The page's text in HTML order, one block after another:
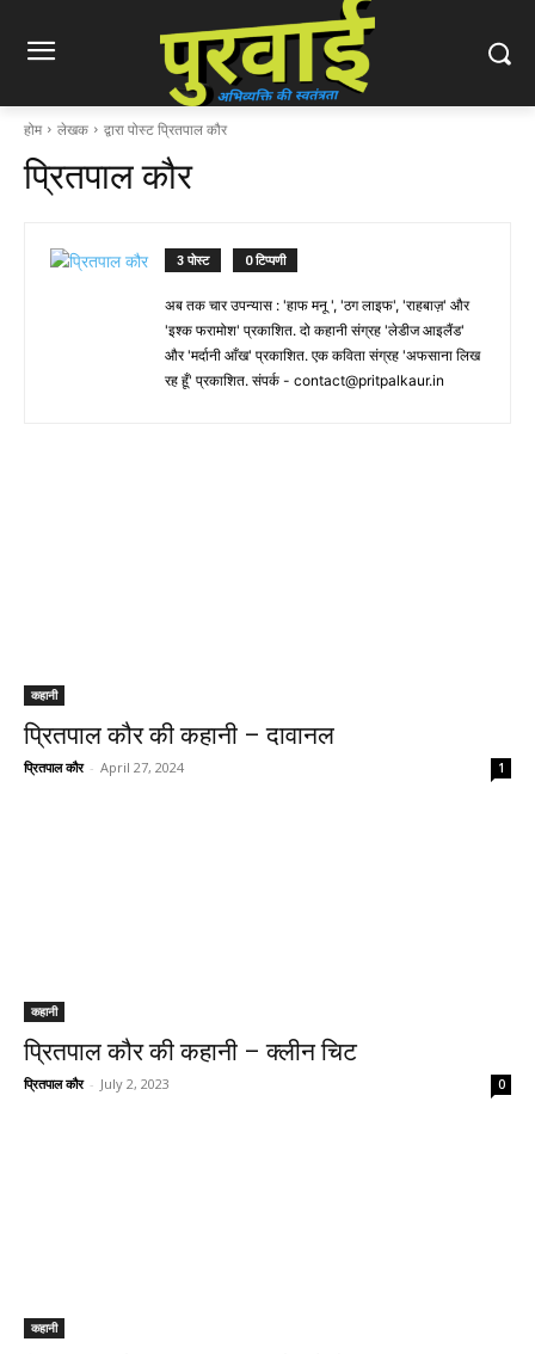
होम लेखक द्वारा पोस्ट प्रितपाल कौर
प्रितपाल कौर
3 पोस्ट 0 टिप्पणी
अब तक चार उपन्यास : 'हाफ मनू ', 'ठग लाइफ', 'राहबाज़' और
'इश्क फरामोश' प्रकाशित. दो कहानी संग्रह 'लेडीज आइलैंड'
और 'मर्दानी आँख' प्रकाशित. एक कविता संग्रह 'अफसाना लिख
रह हूँ' प्रकाशित. संपर्क - contact@pritpalkaur.in
कहानी
प्रितपाल कौर की कहानी – दावानल
प्रितपाल कौर - April 27, 2024 1
कहानी
प्रितपाल कौर की कहानी – क्लीन चिट
प्रितपाल कौर - July 2, 2023 0
कहानी